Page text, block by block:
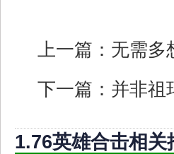
上一篇： 无需多
下一篇： 并非祖
1.76英雄合击相关